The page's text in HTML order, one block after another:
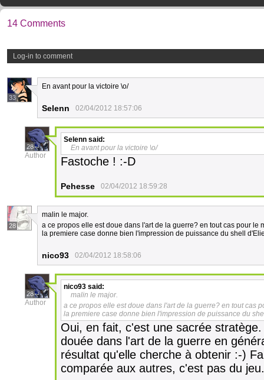
14 Comments
Log-in to comment
33
En avant pour la victoire \o/
Selenn 02/04/2012 18:57:06
28
Author
Selenn said:
En avant pour la victoire \o/
Fastoche ! :-D
Pehesse 02/04/2012 18:59:28
28
malin le major.
a ce propos elle est doue dans l'art de la guerre? en tout cas pour le
la premiere case donne bien l'impression de puissance du shell
nico93 02/04/2012 18:58:06
28
Author
nico93 said:
malin le major.
a ce propos elle est doue dans l'art de la guerre? en tout cas
la premiere case donne bien l'impression de puissance du
Oui, en fait, c'est une sacrée
douée dans l'art de la guerre en
résultat qu'elle cherche à obtenir :-)
comparée aux autres, c'est pas du